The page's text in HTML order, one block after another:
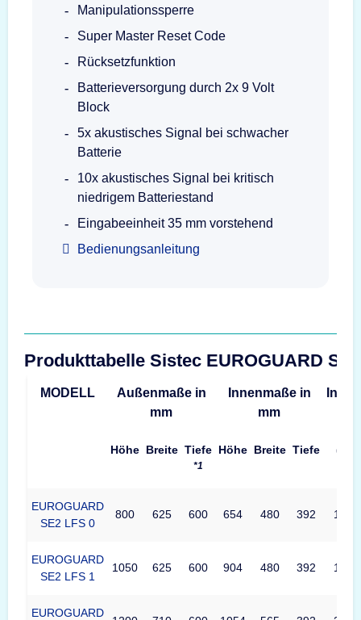
Manipulationssperre
Super Master Reset Code
Rücksetzfunktion
Batterieversorgung durch 2x 9 Volt
Block
5x akustisches Signal bei schwacher
Batterie
10x akustisches Signal bei kritisch
niedrigem Batteriestand
Eingabeeinheit 35 mm vorstehend
Bedienungsanleitung
Produkttabelle Sistec EUROGUARD
MODELL
Außenmaße in
mm
Innenmaße in
mm
Inhalt
Höhe Breite Tiefe
*1
Höhe Breite Tiefe (L)
EUROGUARD
SE2 LFS 0
800 625 600 654 480 392 123
EUROGUARD
SE2 LFS 1
1050 625 600 904 480 392 170
EUROGUARD